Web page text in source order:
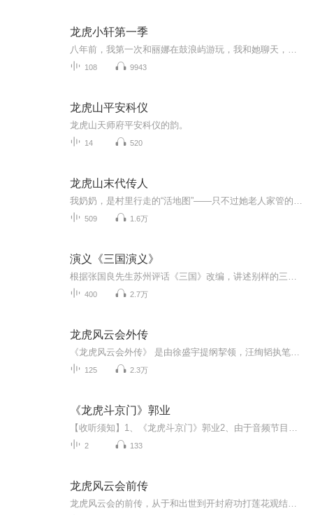
龙虎小轩第一季
108 9943
龙虎山平安科仪
龙虎山天师府平安科仪的韵。
14 520
龙虎山末代传人
509 1.6万
演义《三国演义》
400 2.7万
龙虎风云会外传
125 2.3万
《龙虎斗京门》郭业
2 133
龙虎风云会前传